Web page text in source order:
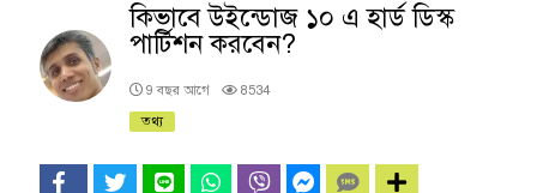
কিভাবে উইন্ডোজ ১০ এ হার্ড ডিস্ক
পার্টিশন করবেন?
9 বছর আগে
8534
তথ্য